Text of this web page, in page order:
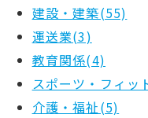
建設・建築(55)
運送業(3)
教育関係(4)
スポーツ・フィッ
介護・福祉(5)